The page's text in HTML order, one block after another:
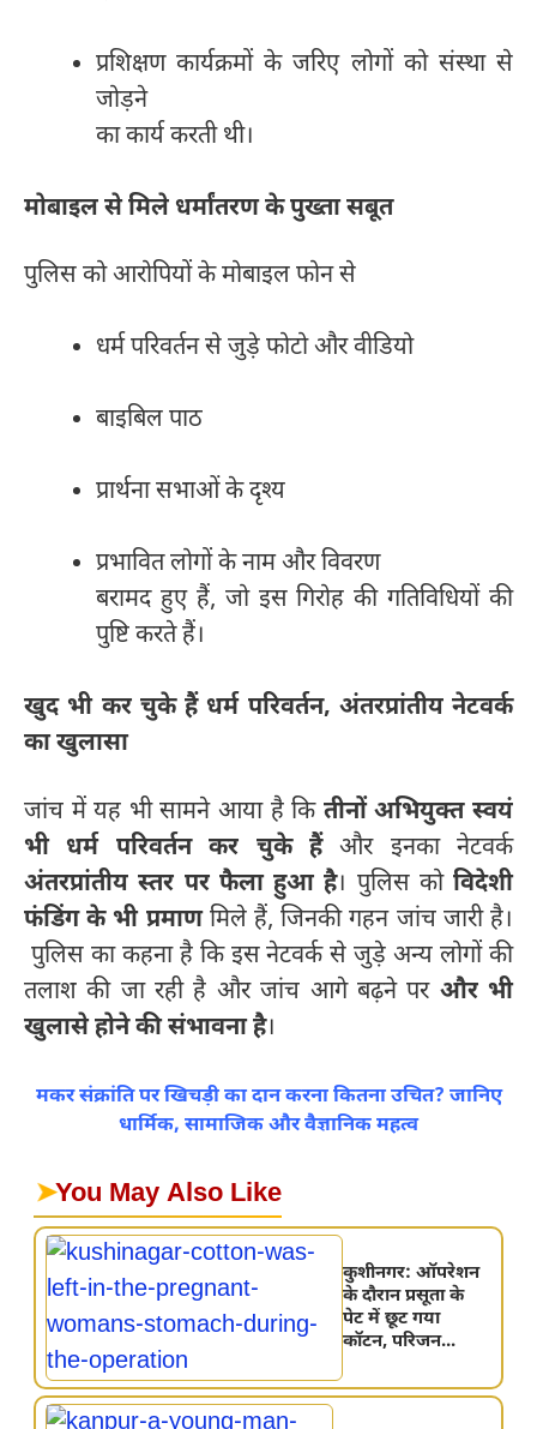
प्रशिक्षण कार्यक्रमों के जरिए लोगों को संस्था से
जोड़ने
का कार्य करती थी।
मोबाइल से मिले धर्मांतरण के पुख्ता सबूत
पुलिस को आरोपियों के मोबाइल फोन से
धर्म परिवर्तन से जुड़े फोटो और वीडियो
बाइबिल पाठ
प्रार्थना सभाओं के दृश्य
प्रभावित लोगों के नाम और विवरण
बरामद हुए हैं, जो इस गिरोह की गतिविधियों की
पुष्टि करते हैं।
खुद भी कर चुके हैं धर्म परिवर्तन, अंतरप्रांतीय नेटवर्क
का खुलासा
जांच में यह भी सामने आया है कि तीनों अभियुक्त स्वयं
भी धर्म परिवर्तन कर चुके हैंऔर इनका नेटवर्क
अंतरप्रांतीय स्तर पर फैला हुआ है। पुलिस को विदेशी
फंडिंग के भी प्रमाणमिले हैं, जिनकी गहन जांच जारी है।
पुलिस का कहना है कि इस नेटवर्क से जुड़े अन्य लोगों की
तलाश की जा रही है और जांच आगे बढ़ने पर और भी
खुलासे होने की संभावना है।
मकर संक्रांति पर खिचड़ी का दान करना कितना उचित? जानिए
धार्मिक, सामाजिक और वैज्ञानिक महत्व
➤You May Also Like
कुशीनगर: ऑपरेशन
के दौरान प्रसूता के
पेट में छूट गया
कॉटन, परिजन...